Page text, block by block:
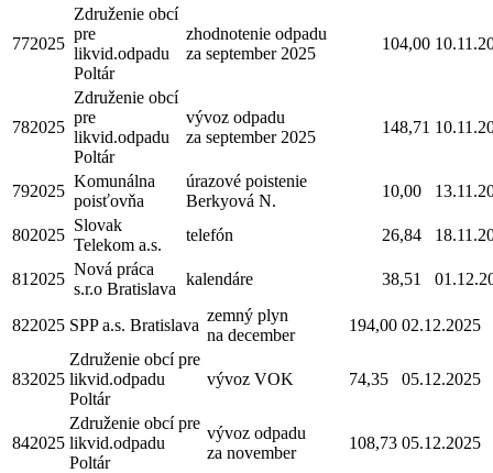
772025
Združenie obcí
pre
likvid.odpadu
Poltár
zhodnotenie odpadu
za september 2025
104,00
782025
Združenie obcí
pre
likvid.odpadu
Poltár
vývoz odpadu
za september 2025
148,71
792025
Komunálna
poisťovňa
úrazové poistenie
Berkyová N.
10,00
802025
Slovak
Telekom a.s.
telefón 26,84
812025
Nová práca
s.r.o Bratislava
kalendáre 38,51
822025 SPP a.s. Bratislava
zemný plyn
na december
194,00 02.12.2025
832025
Združenie obcí pre
likvid.odpadu
Poltár
vývoz VOK 74,35 05.12.2025
842025
Združenie obcí pre
likvid.odpadu
Poltár
vývoz odpadu
za november
108,73 05.12.2025